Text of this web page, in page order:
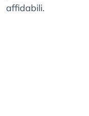
affidabili.